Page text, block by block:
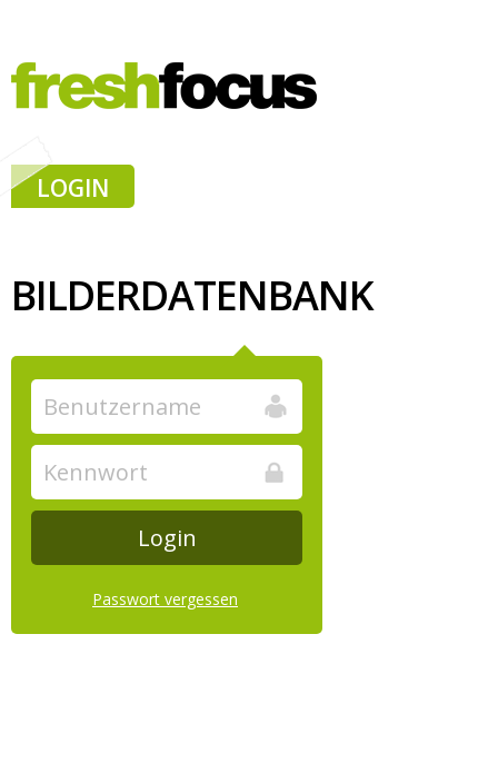
LOGIN
BILDERDATENBANK
Passwort vergessen